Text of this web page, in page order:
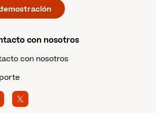
con nosotros
con nosotros